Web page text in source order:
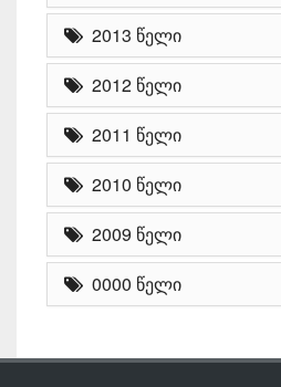
2013 წელი
2012 წელი
2011 წელი
2010 წელი
2009 წელი
0000 წელი